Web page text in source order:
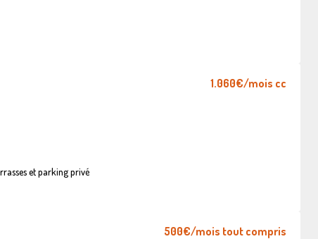
1.060€/mois cc
et parking privé
500€/mois tout compris